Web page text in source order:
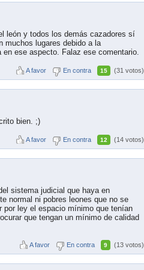
león y todos los demás cazadores sí
muchos lugares debido a la
ese aspecto. Falaz ese comentario.
A favor En contra 15 (31 votos)
bien. ;)
A favor En contra 12 (14 votos)
sistema judicial que haya en
normal ni pobres leones que no se
por ley el espacio mínimo que tenían
que tengan un mínimo de calidad
A favor En contra 9 (13 votos)